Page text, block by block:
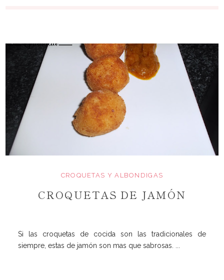
CROQUETAS Y ALBONDIGAS
CROQUETAS DE JAMÓN
Si las croquetas de cocida son las tradicionales de
siempre, estas de jamón son mas que sabrosas. ...